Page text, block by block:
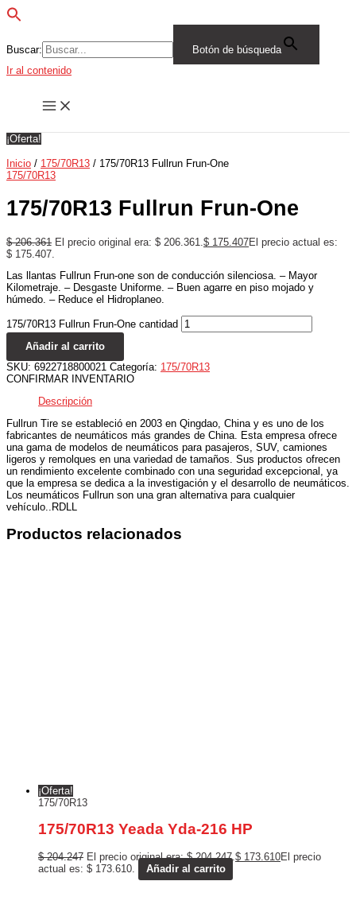
Buscar:
Botón de búsqueda
Ir al contenido
¡Oferta!
Inicio / 175/70R13 / 175/70R13 Fullrun Frun-One
175/70R13
175/70R13 Fullrun Frun-One
$206.361 El precio original era: $ 206.361. $ 175.407El precio actual es:
$ 175.407.
Las llantas Fullrun Frun-one son de conducción silenciosa. – Mayor
Kilometraje. – Desgaste Uniforme. – Buen agarre en piso mojado y
húmedo. – Reduce el Hidroplaneo.
175/70R13 Fullrun Frun-One cantidad
Añadir al carrito
SKU: 6922718800021 Categoría: 175/70R13
CONFIRMAR INVENTARIO
Descripción
Fullrun Tire se estableció en 2003 en Qingdao, China y es uno de los
fabricantes de neumáticos más grandes de China. Esta empresa ofrece
una gama de modelos de neumáticos para pasajeros, SUV, camiones
ligeros y remolques en una variedad de tamaños. Sus productos ofrecen
un rendimiento excelente combinado con una seguridad excepcional, ya
que la empresa se dedica a la investigación y el desarrollo de neumáticos.
Los neumáticos Fullrun son una gran alternativa para cualquier
vehículo..RDLL
Productos relacionados
¡Oferta!
175/70R13
175/70R13 Yeada Yda-216 HP
$204.247 El precio original era: $ 204.247.$ 173.610El precio
actual es: $ 173.610.
Añadir al carrito